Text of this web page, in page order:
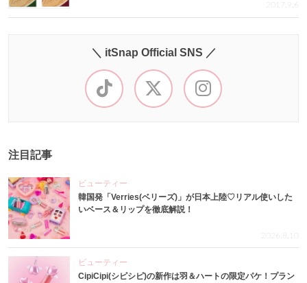
2017.9.6
＼ itSnap Official SNS ／
注目記事
ビューティー
韓国発「Verries(ベリーズ)」が日本上陸♡リアル使いした
いベース＆リップを徹底解説！
2026.8.10
ビューティー
CipiCipi(シピシピ)の新作は羽＆ハートの限定パケ！プラン